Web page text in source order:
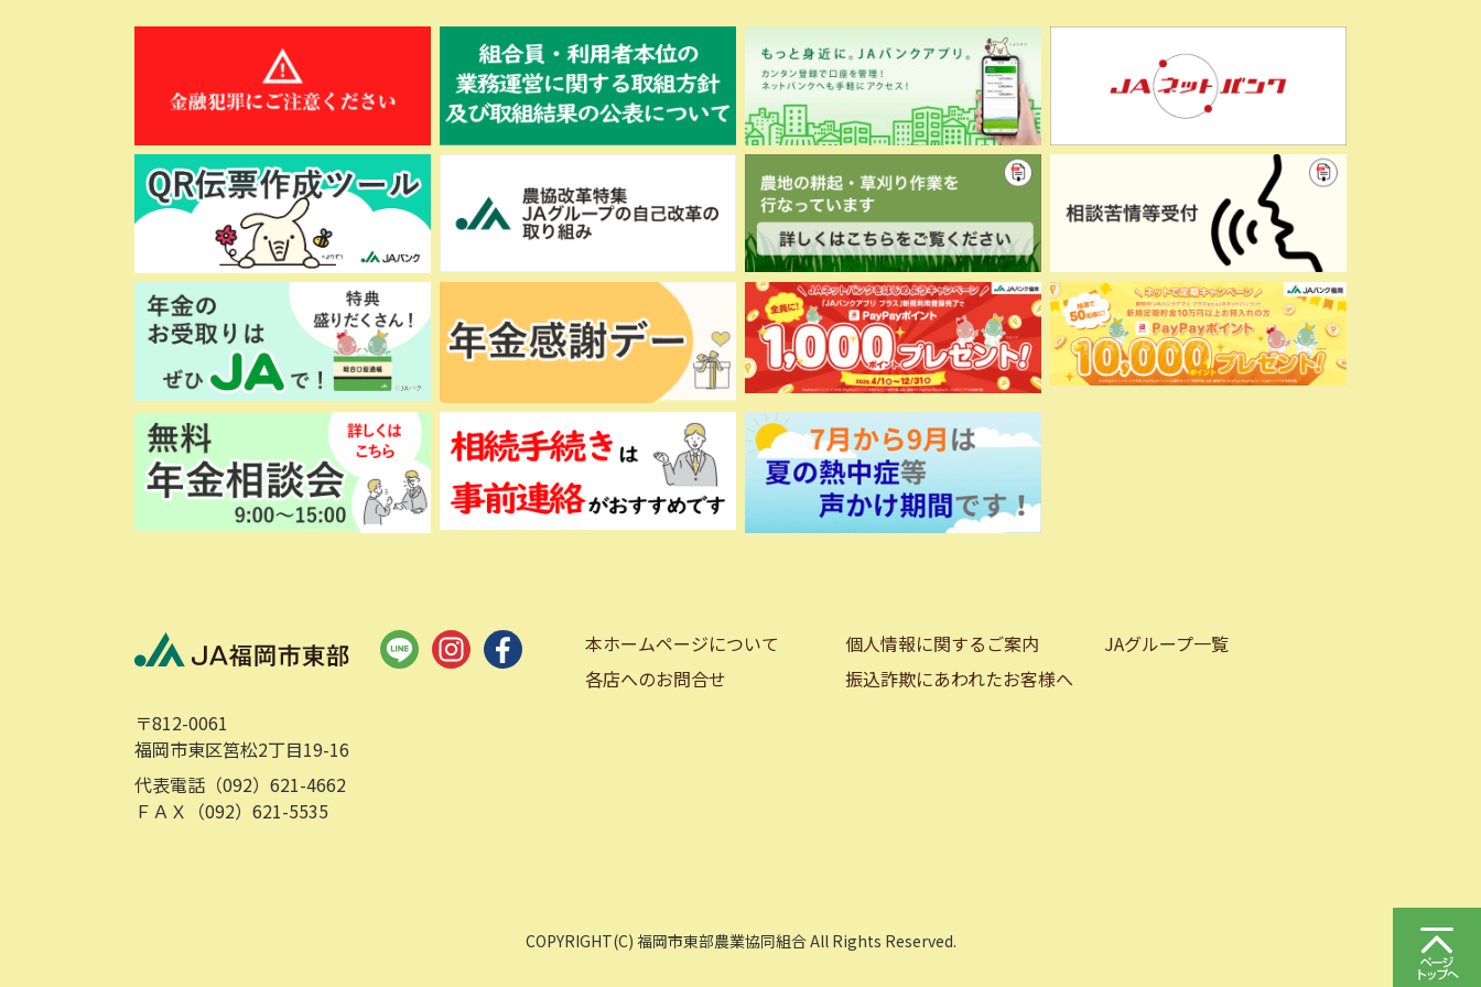
〒812-0061
福岡市東区筥松2丁目19-16
代表電話（092）621-4662
ＦＡＸ（092）621-5535
本ホームページについて 個人情報に関するご案内
JAグループ一覧
各店へのお問合せ
振込詐欺にあわれたお客様へ
COPYRIGHT(C) 福岡市東部農業協同組合 All Rights Reserved.